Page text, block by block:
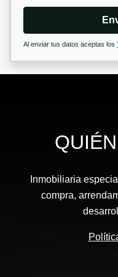
Al enviar tus datos aceptas los
Inmobiliaria
compra,